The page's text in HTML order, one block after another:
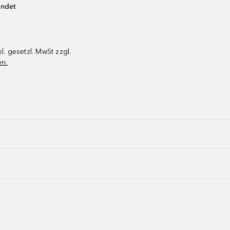
gesetzl. MwSt zzgl.